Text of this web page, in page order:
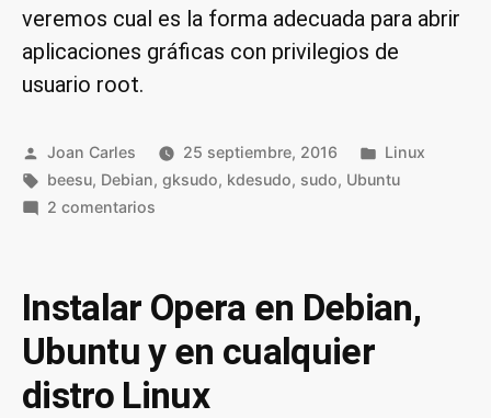
veremos cual es la forma adecuada para abrir
aplicaciones gráficas con privilegios de
usuario root.
Publicado
por
Joan Carles 25 septiembre, 2016
Publicado
en
Linux
Etiquetas:
beesu, Debian,gksudo, kdesudo, sudo, Ubuntu
2 comentarios
interfaz
gráfica
como
usuario
Instalar Opera en Debian,
Ubuntu y en cualquier
distro Linux